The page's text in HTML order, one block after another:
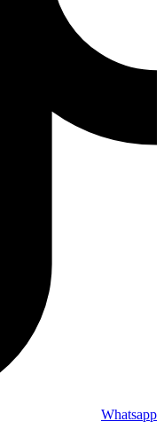
Whatsapp